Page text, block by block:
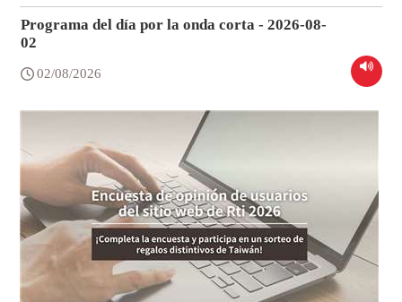
Programa del día por la onda corta - 2026-08-
02
02/08/2026